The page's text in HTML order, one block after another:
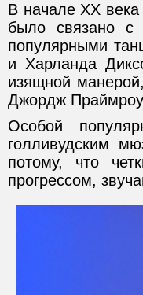
В начале XX
было связано с
популярными
и Харланда
изящной
Джордж
Особой
голливудским
потому, что
прогрессом,